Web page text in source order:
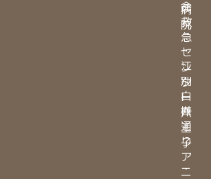
病
院
・
江
別
白
樺
通
り
ア
ニ
命
救
急
セ
ン
タ
ー
八
王
子
・